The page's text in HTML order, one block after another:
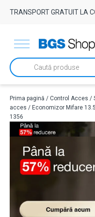
TRANSPORT GRATUIT LA
Products
search
Prima pagină / Control Acces /
acces / Economizor Mifare
1356